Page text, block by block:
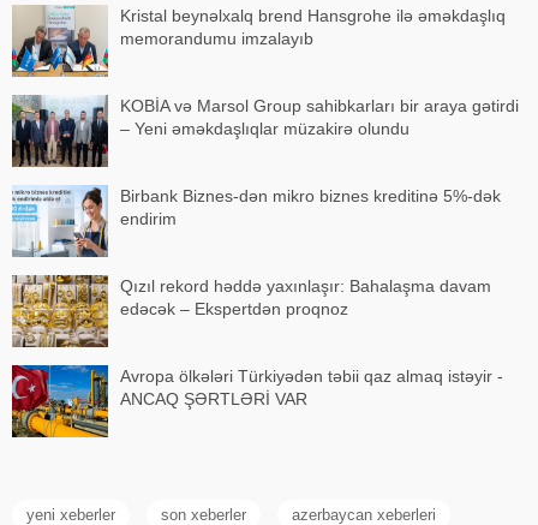
Kristal beynəlxalq brend Hansgrohe ilə əməkdaşlıq
memorandumu imzalayıb
KOBİA və Marsol Group sahibkarları bir araya gətirdi
– Yeni əməkdaşlıqlar müzakirə olundu
Birbank Biznes-dən mikro biznes kreditinə 5%-dək
endirim
Qızıl rekord həddə yaxınlaşır: Bahalaşma davam
edəcək – Ekspertdən proqnoz
Avropa ölkələri Türkiyədən təbii qaz almaq istəyir -
ANCAQ ŞƏRTLƏRİ VAR
yeni xeberler son xeberler azerbaycan xeberleri